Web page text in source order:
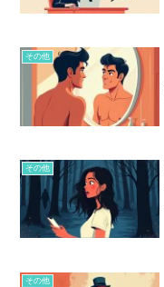
その他
その他
その他